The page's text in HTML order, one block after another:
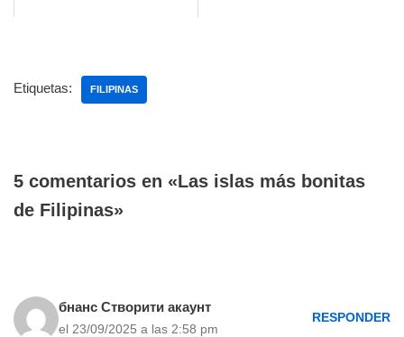
Etiquetas: FILIPINAS
5 comentarios en «Las islas más bonitas
de Filipinas»
бнанс Створити акаунт
el 23/09/2025 a las 2:58 pm
RESPONDER